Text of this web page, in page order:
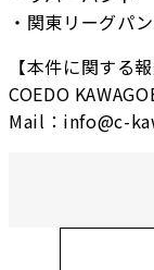
・関東リーグパ
【本件に関する
COEDO
Mail：info@c-